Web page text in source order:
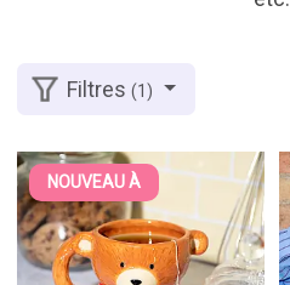
Filtres(1)
NOUVEAU À